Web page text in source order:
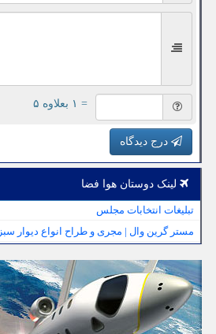
= ۱ بعلاوه ۵
درج دیدگاه
لینک دوستان هوا فضا
تبلیغات انتخابات مجلس
مستر گرین وال | مجری و طراح انواع دیوار سبز